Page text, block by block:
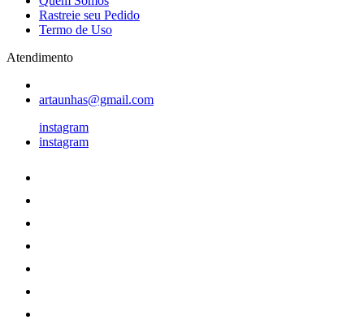
Rastreie seu Pedido
Termo de Uso
Atendimento
artaunhas@gmail.com
instagram
instagram